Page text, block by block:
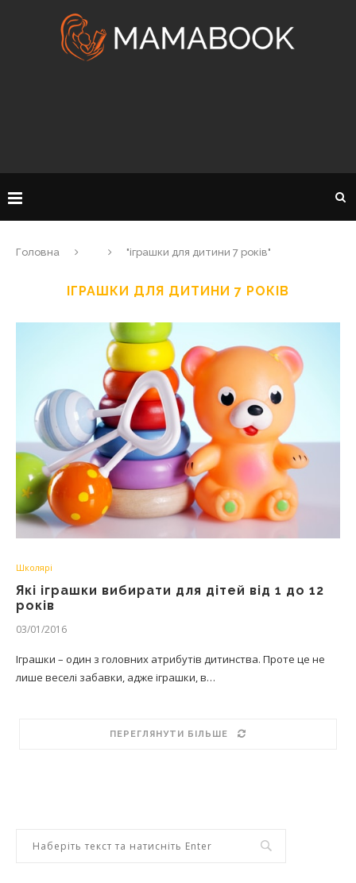
Головна "іграшки для дитини 7 років"
ІГРАШКИ ДЛЯ ДИТИНИ 7 РОКІВ
Школярі
Які іграшки вибирати для дітей від 1 до 12
років
03/01/2016
Іграшки – один з головних атрибутів дитинства. Проте це не
лише веселі забавки, адже іграшки, в…
ПЕРЕГЛЯНУТИ БІЛЬШЕ